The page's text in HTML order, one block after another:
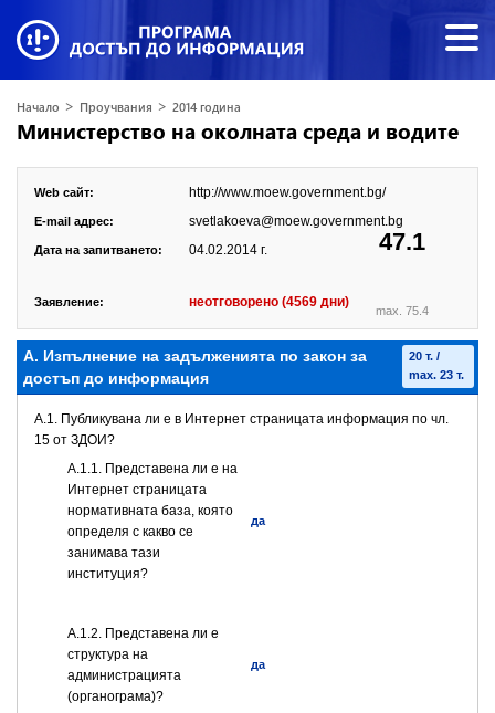
Начало > Проучвания > 2014 година
Министерство на околната среда и водите
47.1
max. 75.4
Web сайт: http://www.moew.government.bg/
E-mail адрес: svetlakoeva@moew.government.bg
Дата на запитването: 04.02.2014 г.
Заявление: неотговорено (4569 дни)
А. Изпълнение на задълженията по закон за
достъп до информация
20 т. /
max. 23 т.
A.1. Публикувана ли е в Интернет страницата информация по чл.
15 от ЗДОИ?
A.1.1. Представена ли е на
Интернет страницата
нормативната база, която
определя с какво се
занимава тази
институция?
да
A.1.2. Представена ли е
структура на
администрацията
(органограма)?
да